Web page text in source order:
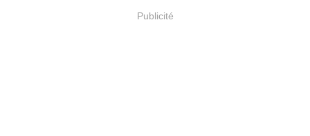
Publicité